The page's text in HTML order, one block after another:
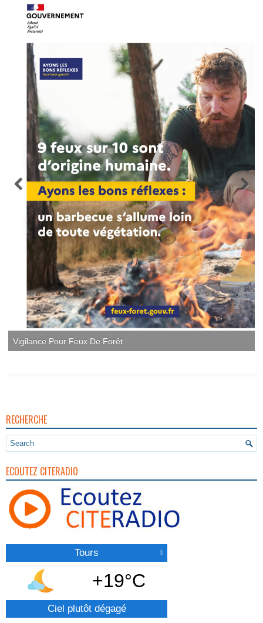
Vigilance Pour Feux De Forêt
RECHERCHE
ECOUTEZ CITERADIO
Tours
+19°C
Ciel plutôt dégagé